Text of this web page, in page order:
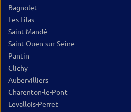
Bagnolet
Les Lilas
Saint-Mandé
Saint-Ouen-sur-Seine
Pantin
Clichy
Aubervilliers
Charenton-le-Pont
Levallois-Perret